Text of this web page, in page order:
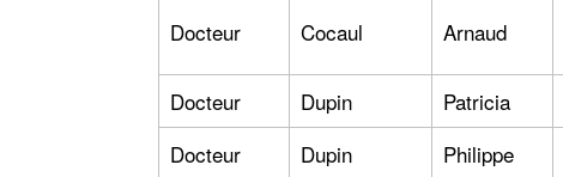
Docteur Cocaul Arnaud
Docteur Dupin Patricia
Docteur
Dupin Philippe